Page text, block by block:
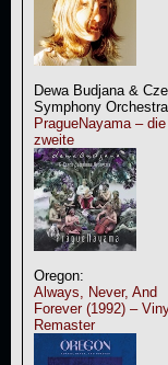
Dewa Budjana &
Symphony
PragueNayama – die
zweite
Oregon:
Always, Never, And
Forever (1992) –
Remaster